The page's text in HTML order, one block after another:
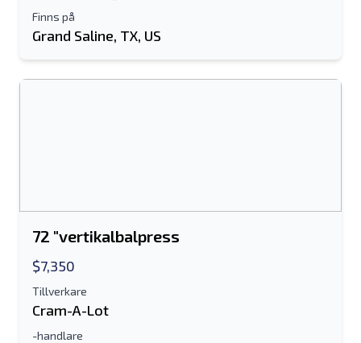
Finns på
Grand Saline, TX, US
72 "vertikalbalpress
$7,350
Tillverkare
Cram-A-Lot
-handlare